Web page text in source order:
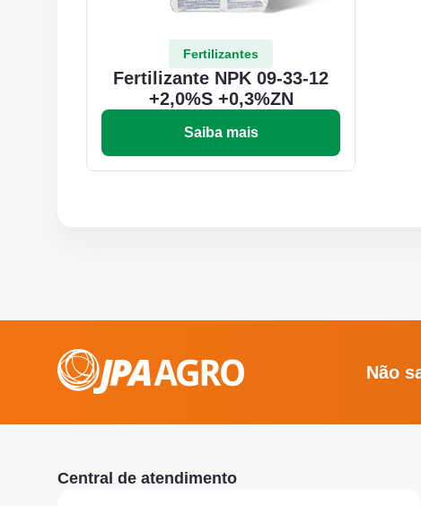
Fertilizantes
Fertilizante NPK 09-33-12
+2,0%S +0,3%ZN
Saiba mais
Não
Central de atendimento